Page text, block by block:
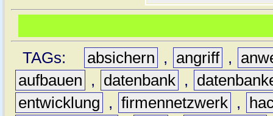
TAGs: absichern , angriff ,
aufbauen
, datenbank ,
entwicklung
, firmennetzwerk ,